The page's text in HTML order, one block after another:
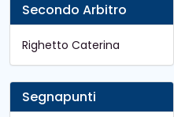
Secondo Arbitro
Righetto Caterina
Segnapunti